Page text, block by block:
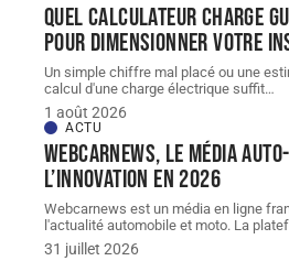
Quel Calculateur charge
pour dimensionner votre
Un simple chiffre mal placé ou une
calcul d'une charge électrique suffit…
1 août 2026
ACTU
Webcarnews, le média
l’innovation en 2026
Webcarnews est un média en ligne
l'actualité automobile et moto. La
31 juillet 2026